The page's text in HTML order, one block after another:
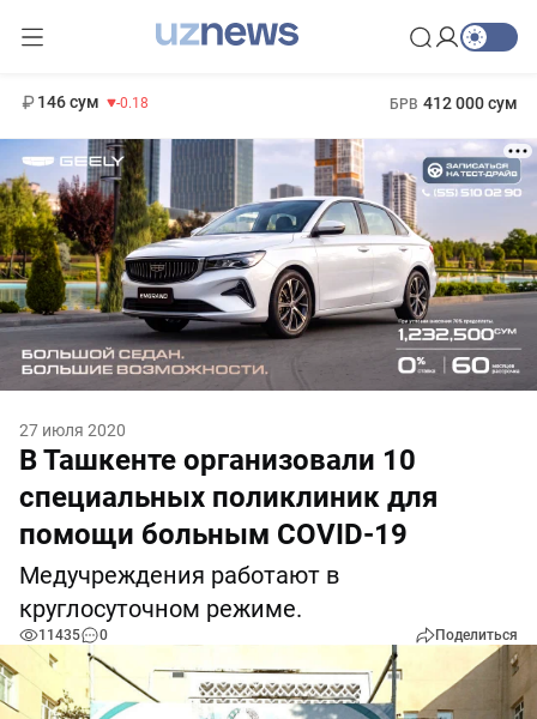
146 сум -0.18 БРВ 412 000 сум
27 июля 2020
В Ташкенте организовали 10
специальных поликлиник для
помощи больным COVID-19
Медучреждения работают в
круглосуточном режиме.
11435 0 Поделиться